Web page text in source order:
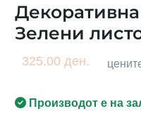
Зелени
325.00 ден.
Производот е на